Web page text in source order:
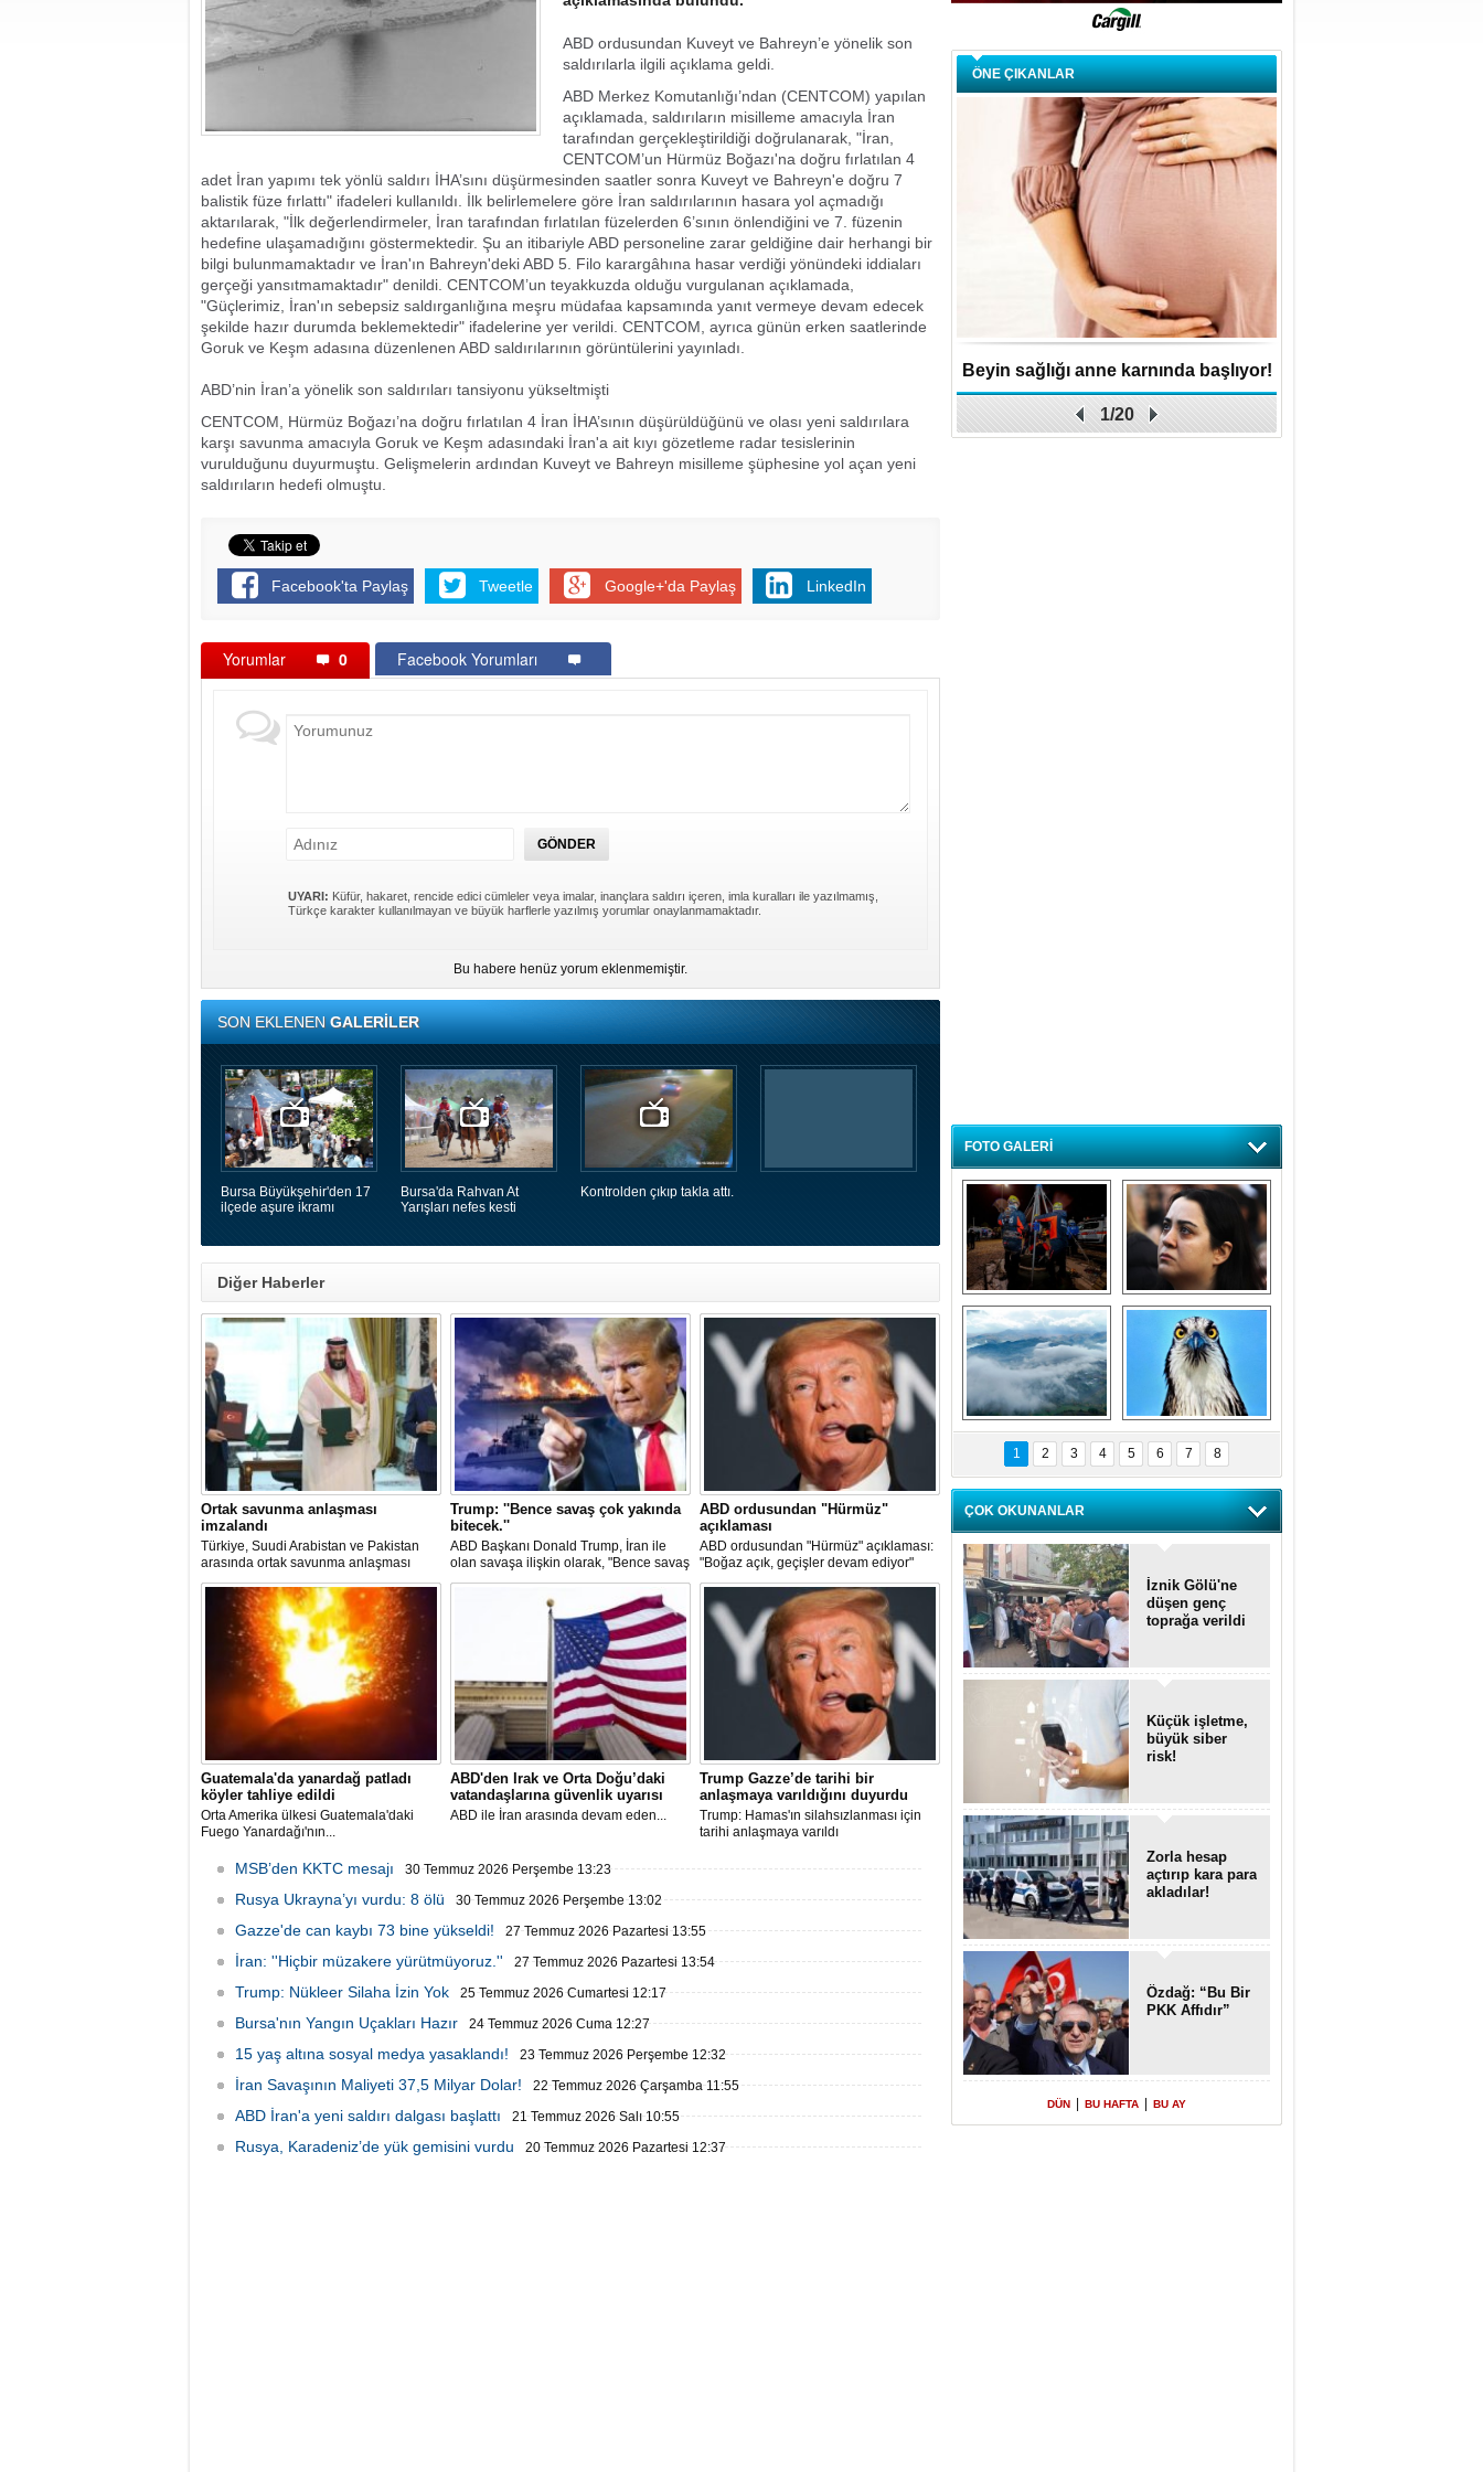
ABD ordusundan Kuveyt ve Bahreyn’e yönelik son
saldırılarla ilgili açıklama geldi.
ABD Merkez Komutanlığı’ndan (CENTCOM) yapılan
açıklamada, saldırıların misilleme amacıyla İran
tarafından gerçekleştirildiği doğrulanarak, "İran,
CENTCOM’un Hürmüz Boğazı'na doğru fırlatılan 4
adet İran yapımı tek yönlü saldırı İHA’sını düşürmesinden saatler sonra Kuveyt ve Bahreyn'e doğru 7
balistik füze fırlattı" ifadeleri kullanıldı. İlk belirlemelere göre İran saldırılarının hasara yol açmadığı
aktarılarak, "İlk değerlendirmeler, İran tarafından fırlatılan füzelerden 6’sının önlendiğini ve 7. füzenin
hedefine ulaşamadığını göstermektedir. Şu an itibariyle ABD personeline zarar geldiğine dair herhangi bir
bilgi bulunmamaktadır ve İran'ın Bahreyn'deki ABD 5. Filo karargâhına hasar verdiği yönündeki iddiaları
gerçeği yansıtmamaktadır" denildi. CENTCOM’un teyakkuzda olduğu vurgulanan açıklamada,
"Güçlerimiz, İran'ın sebepsiz saldırganlığına meşru müdafaa kapsamında yanıt vermeye devam edecek
şekilde hazır durumda beklemektedir" ifadelerine yer verildi. CENTCOM, ayrıca günün erken saatlerinde
Goruk ve Keşm adasına düzenlenen ABD saldırılarının görüntülerini yayınladı.
ABD’nin İran’a yönelik son saldırıları tansiyonu yükseltmişti
CENTCOM, Hürmüz Boğazı’na doğru fırlatılan 4 İran İHA’sının düşürüldüğünü ve olası yeni saldırılara
karşı savunma amacıyla Goruk ve Keşm adasındaki İran'a ait kıyı gözetleme radar tesislerinin
vurulduğunu duyurmuştu. Gelişmelerin ardından Kuveyt ve Bahreyn misilleme şüphesine yol açan yeni
saldırıların hedefi olmuştu.
Facebook'ta Paylaş Tweetle Google+'da Paylaş LinkedIn
Yorumlar 0 Facebook Yorumları
UYARI: Küfür, hakaret, rencide edici cümleler veya imalar, inançlara saldırı içeren, imla kuralları ile yazılmamış,
Türkçe karakter kullanılmayan ve büyük harflerle yazılmış yorumlar onaylanmamaktadır.
Bu habere henüz yorum eklenmemiştir.
SON EKLENENGALERİLER
Bursa Büyükşehir'den 17
ilçede aşure ikramı
Bursa'da Rahvan At
Yarışları nefes kesti
Kontrolden çıkıp takla attı.
Diğer Haberler
Ortak savunma anlaşması
imzalandı
Türkiye, Suudi Arabistan ve Pakistan
arasında ortak savunma anlaşması
imzalandı
Trump: ''Bence savaş çok yakında
bitecek.''
ABD Başkanı Donald Trump, İran ile
olan savaşa ilişkin olarak, "Bence savaş
çok yakında bitecek, İran'ın daha fazla
dayanabileceğini sanmıyorum" dedi
ABD ordusundan "Hürmüz"
açıklaması
ABD ordusundan "Hürmüz" açıklaması:
"Boğaz açık, geçişler devam ediyor"
Guatemala'da yanardağ patladı
köyler tahliye edildi
Orta Amerika ülkesi Guatemala'daki
Fuego Yanardağı'nın...
ABD'den Irak ve Orta Doğu’daki
vatandaşlarına güvenlik uyarısı
ABD ile İran arasında devam eden...
Trump Gazze’de tarihi bir
anlaşmaya varıldığını duyurdu
Trump: Hamas'ın silahsızlanması için
tarihi anlaşmaya varıldı
MSB’den KKTC mesajı 30 Temmuz 2026 Perşembe 13:23
Rusya Ukrayna’yı vurdu: 8 ölü 30 Temmuz 2026 Perşembe 13:02
Gazze'de can kaybı 73 bine yükseldi! 27 Temmuz 2026 Pazartesi 13:55
İran: ''Hiçbir müzakere yürütmüyoruz.'' 27 Temmuz 2026 Pazartesi 13:54
Trump: Nükleer Silaha İzin Yok 25 Temmuz 2026 Cumartesi 12:17
Bursa'nın Yangın Uçakları Hazır 24 Temmuz 2026 Cuma 12:27
15 yaş altına sosyal medya yasaklandı! 23 Temmuz 2026 Perşembe 12:32
İran Savaşının Maliyeti 37,5 Milyar Dolar! 22 Temmuz 2026 Çarşamba 11:55
ABD İran'a yeni saldırı dalgası başlattı 21 Temmuz 2026 Salı 10:55
Rusya, Karadeniz’de yük gemisini vurdu 20 Temmuz 2026 Pazartesi 12:37
ÖNE ÇIKANLAR
Beyin sağlığı anne karnında başlıyor!
1/20
FOTO GALERİ
Bursa'da deprem
tatbikatı gerçeğini
aratmadı
Özlem ve minnetle
anıyoruz
Bursa'dan
büyüleyen
fotoğraflar
Balık Kartalı
Bursa’da
görüntülendi
1 2 3 4 5 6 7 8
ÇOK OKUNANLAR
İznik Gölü'ne
düşen genç
toprağa verildi
Küçük işletme,
büyük siber
risk!
Zorla hesap
açtırıp kara para
akladılar!
Özdağ: “Bu Bir
PKK Affıdır”
DÜN BU HAFTA BU AY